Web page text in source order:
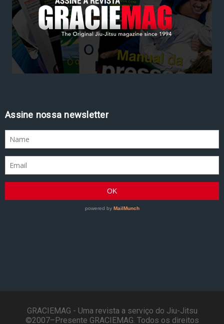
Assine nossa newsletter
GRACIEMAG - Uma revista a serviço do Jiu-Jitsu
©2007–Presente GRACIEMAG. Todos os direitos